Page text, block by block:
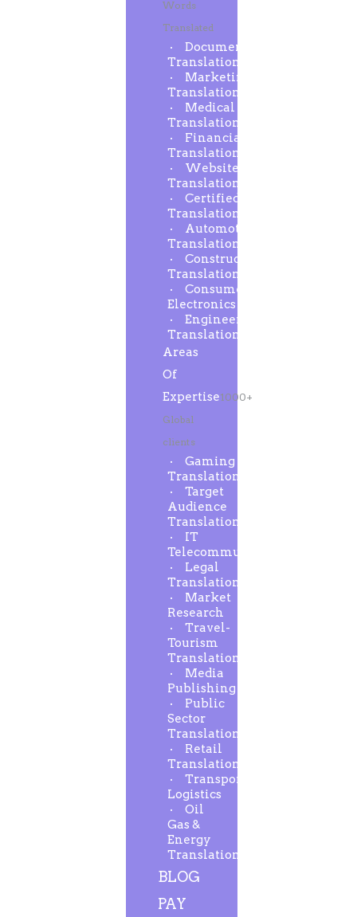
Words
Translated
Document
Translation
Marketing
Translation
Medical
Translation
Financial
Translation
Website
Translation
Certified
Translation
Automotive
Translation
Construction
Translation
Consumer
Electronics
Engineering
Translation
Areas
Of
Expertise1000+
Global
clients
Gaming
Translation
Target
Audience
Translation
IT
Telecommunication
Legal
Translation
Market
Research
Travel-
Tourism
Translation
Media
Publishing
Public
Sector
Translation
Retail
Translation
Transport-
Logistics
Oil
Gas &
Energy
Translation
BLOG
PAY